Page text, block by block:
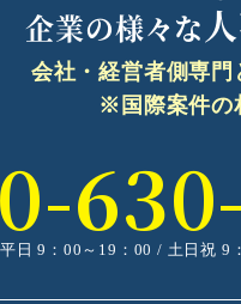
企業の様々な
会社・経営者側専
※国際案件の
平日 9：00～19：00 / 土日祝 9